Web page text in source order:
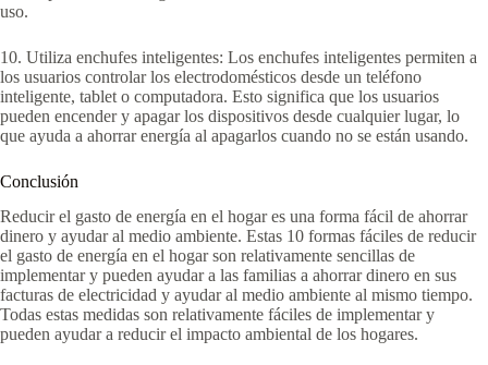
uso.
10. Utiliza enchufes inteligentes: Los enchufes inteligentes permiten a
los usuarios controlar los electrodomésticos desde un teléfono
inteligente, tablet o computadora. Esto significa que los usuarios
pueden encender y apagar los dispositivos desde cualquier lugar, lo
que ayuda a ahorrar energía al apagarlos cuando no se están usando.
Conclusión
Reducir el gasto de energía en el hogar es una forma fácil de ahorrar
dinero y ayudar al medio ambiente. Estas 10 formas fáciles de reducir
el gasto de energía en el hogar son relativamente sencillas de
implementar y pueden ayudar a las familias a ahorrar dinero en sus
facturas de electricidad y ayudar al medio ambiente al mismo tiempo.
Todas estas medidas son relativamente fáciles de implementar y
pueden ayudar a reducir el impacto ambiental de los hogares.